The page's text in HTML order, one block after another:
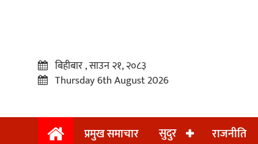
बिहीबार , साउन २१, २०८३
Thursday 6th August 2026
प्रमुख समाचार सुदुर राजनीति